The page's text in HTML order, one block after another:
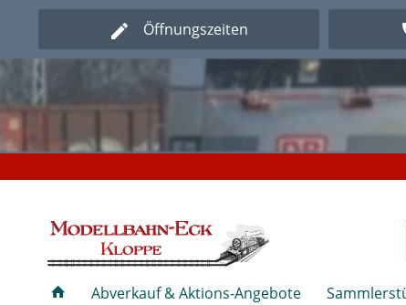
Öffnungszeiten
Abverkauf & Aktions-Angebote